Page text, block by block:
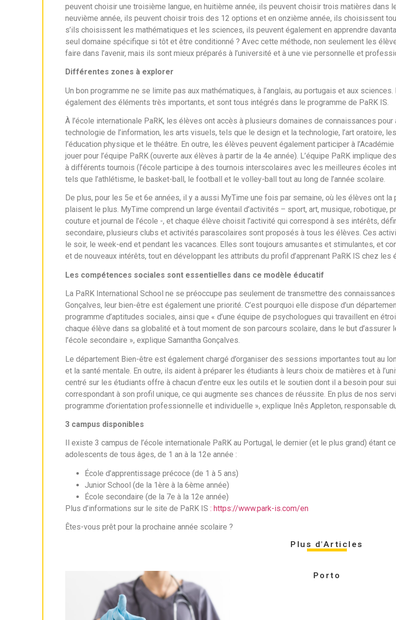
peuvent choisir une troisième langue, en huitième année, ils peuvent choisir trois matières dans
neuvième année, ils peuvent choisir trois des 12 options et en onzième année, ils choisissent
s’ils choisissent les mathématiques et les sciences, ils peuvent également en apprendre
seul domaine spécifique si tôt et être conditionné ? Avec cette méthode, non seulement les
faire dans l’avenir, mais ils sont mieux préparés à l’université et à une vie personnelle et
Différentes zones à explorer
Un bon programme ne se limite pas aux mathématiques, à l’anglais, au portugais et aux
également des éléments très importants, et sont tous intégrés dans le programme de PaRK IS.
À l’école internationale PaRK, les élèves ont accès à plusieurs domaines de connaissances
technologie de l’information, les arts visuels, tels que le design et la technologie, l’art oratoire,
l’éducation physique et le théâtre. En outre, les élèves peuvent également participer à
jouer pour l’équipe PaRK (ouverte aux élèves à partir de la 4e année). L’équipe PaRK implique
à différents tournois (l’école participe à des tournois interscolaires avec les meilleures écoles
tels que l’athlétisme, le basket-ball, le football et le volley-ball tout au long de l’année scolaire.
De plus, pour les 5e et 6e années, il y a aussi MyTime une fois par semaine, où les élèves ont
plaisent le plus. MyTime comprend un large éventail d’activités – sport, art, musique, robotique,
couture et journal de l’école -, et chaque élève choisit l’activité qui correspond à ses intérêts,
secondaire, plusieurs clubs et activités parascolaires sont proposés à tous les élèves. Ces
le soir, le week-end et pendant les vacances. Elles sont toujours amusantes et stimulantes, et
et de nouveaux intérêts, tout en développant les attributs du profil d’apprenant PaRK IS chez les
Les compétences sociales sont essentielles dans ce modèle éducatif
La PaRK International School ne se préoccupe pas seulement de transmettre des
Gonçalves, leur bien-être est également une priorité. C’est pourquoi elle dispose d’un
programme d’aptitudes sociales, ainsi que « d’une équipe de psychologues qui travaillent en
chaque élève dans sa globalité et à tout moment de son parcours scolaire, dans le but
l’école secondaire », explique Samantha Gonçalves.
Le département Bien-être est également chargé d’organiser des sessions importantes tout au
et la santé mentale. En outre, ils aident à préparer les étudiants à leurs choix de matières et à
centré sur les étudiants offre à chacun d’entre eux les outils et le soutien dont il a besoin pour
correspondant à son profil unique, ce qui augmente ses chances de réussite. En plus de nos
programme d’orientation professionnelle et individuelle », explique Inês Appleton, responsable
3 campus disponibles
Il existe 3 campus de l’école internationale PaRK au Portugal, le dernier (et le plus grand) étant
adolescents de tous âges, de 1 an à la 12e année :
École d’apprentissage précoce (de 1 à 5 ans)
Junior School (de la 1ère à la 6ème année)
École secondaire (de la 7e à la 12e année)
Plus d’informations sur le site de PaRK IS : https://www.park-is.com/en
Êtes-vous prêt pour la prochaine année scolaire ?
Plus d'Articles
Porto